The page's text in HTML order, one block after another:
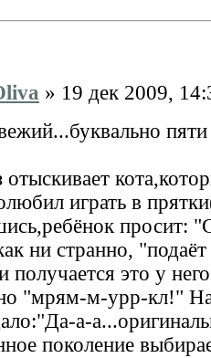
» 19 дек 2009,
играть в
просит:
ни странно,
это у
"мрям-м-урр-кл!"
а-
поколение